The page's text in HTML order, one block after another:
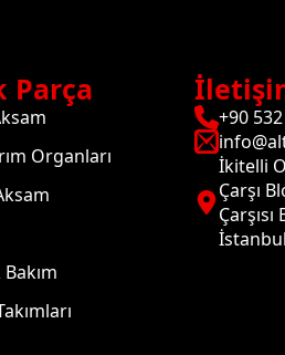
Parça
Organları
+90
İkitelli
Çarşı
İstanbul